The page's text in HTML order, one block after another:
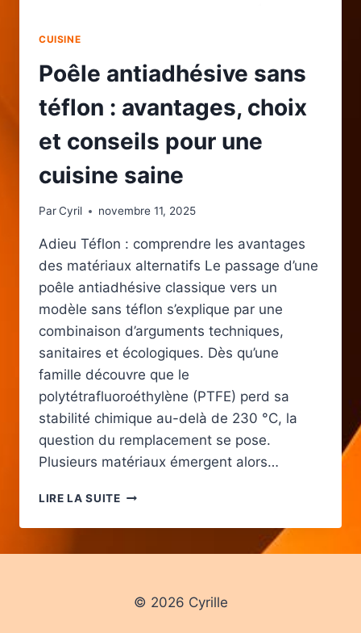
CUISINE
Poêle antiadhésive sans
téflon : avantages, choix
et conseils pour une
cuisine saine
ParCyril novembre 11, 2025
Adieu Téflon : comprendre les avantages
des matériaux alternatifs Le passage d’une
poêle antiadhésive classique vers un
modèle sans téflon s’explique par une
combinaison d’arguments techniques,
sanitaires et écologiques. Dès qu’une
famille découvre que le
polytétrafluoroéthylène (PTFE) perd sa
stabilité chimique au-delà de 230 °C, la
question du remplacement se pose.
Plusieurs matériaux émergent alors…
LIRE LA SUITEPOÊLE
SANS
CHOIX
© 2026 Cyrille